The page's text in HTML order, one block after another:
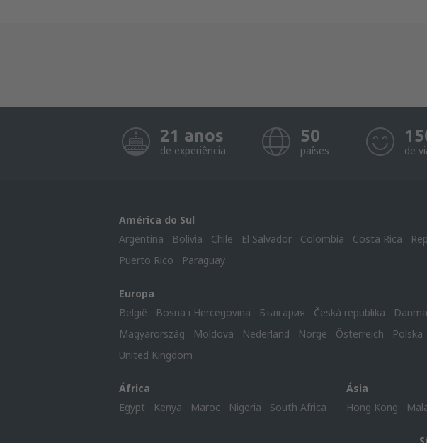
21 anos
de experiência
50
países de
América do Sul
Argentina
Bolivia Chile El Salvador Colombia Costa Rica
Puerto Rico
Paraguay
Europa
België
Bosna i Hercegovina България Česká republika
Magyarország
Moldova Nederland Norge Österreich Polska
United Kingdom
África
Egypt
Kenya Maroc Nigeria South Africa
Ásia
Hong Kong